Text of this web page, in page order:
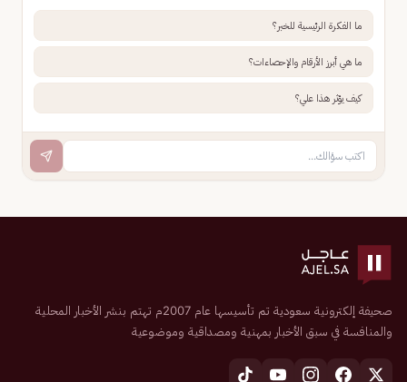
ما الفكرة الرئيسية للخبر؟
ما هي أبرز الأرقام والإحصاءات؟
كيف يؤثر هذا علي؟
صحيفة إلكترونية سعودية تم تأسيسها عام 2007م تهتم بنشر الأخبار المحلية
والمنافسة في سبق الأخبار بمهنية ومصداقية وموضوعية